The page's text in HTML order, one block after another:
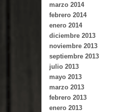
marzo 2014
febrero 2014
enero 2014
diciembre 2013
noviembre 2013
septiembre 2013
julio 2013
mayo 2013
marzo 2013
febrero 2013
enero 2013